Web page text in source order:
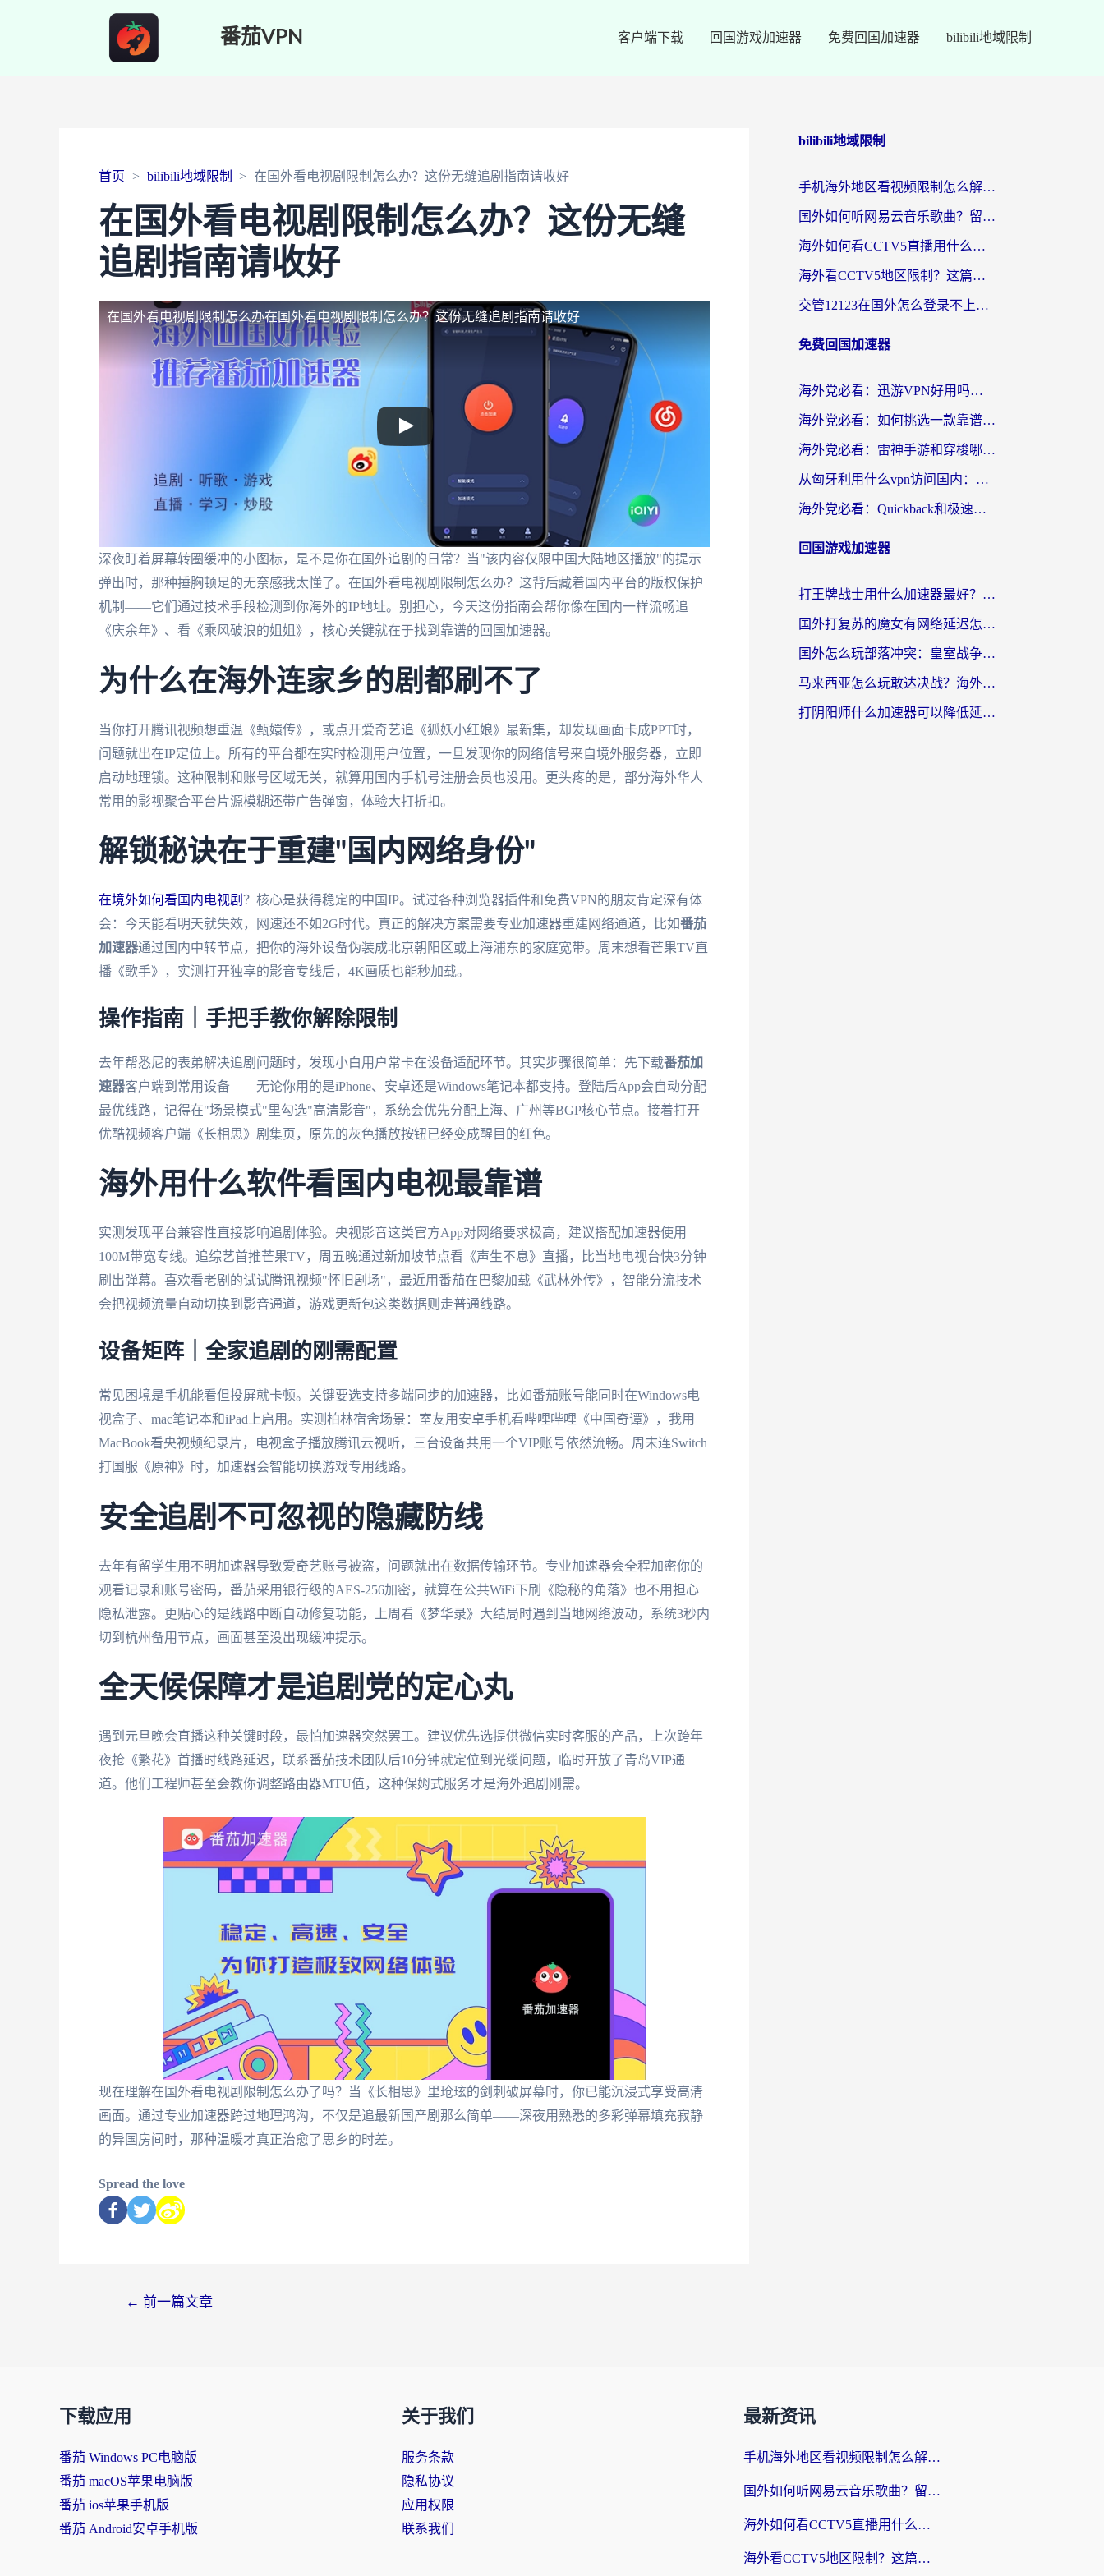
番茄VPN 客户端下载 回国游戏加速器 免费回国加速器 bilibili地域限制
首页 bilibili地域限制 在国外看电视剧限制怎么办？这份无缝追剧指南请收好
在国外看电视剧限制怎么办？这份无缝
追剧指南请收好
在国外看电视剧限制怎么办在国外看电视剧限制怎么办？这份无缝追剧指南请收好
深夜盯着屏幕转圈缓冲的小图标，是不是你在国外追剧的日常？当"该内容仅限中国大陆地区播放"的提示
弹出时，那种捶胸顿足的无奈感我太懂了。在国外看电视剧限制怎么办？这背后藏着国内平台的版权保护
机制——它们通过技术手段检测到你海外的IP地址。别担心，今天这份指南会帮你像在国内一样流畅追
《庆余年》、看《乘风破浪的姐姐》，核心关键就在于找到靠谱的回国加速器。
为什么在海外连家乡的剧都刷不了
当你打开腾讯视频想重温《甄嬛传》，或点开爱奇艺追《狐妖小红娘》最新集，却发现画面卡成PPT时，
问题就出在IP定位上。所有的平台都在实时检测用户位置，一旦发现你的网络信号来自境外服务器，立即
启动地理锁。这种限制和账号区域无关，就算用国内手机号注册会员也没用。更头疼的是，部分海外华人
常用的影视聚合平台片源模糊还带广告弹窗，体验大打折扣。
解锁秘诀在于重建"国内网络身份"
在境外如何看国内电视剧 ？核心是获得稳定的中国IP。试过各种浏览器插件和免费VPN的朋友肯定深有体
会：今天能看明天就失效，网速还不如2G时代。真正的解决方案需要专业加速器重建网络通道，比如番茄
加速器通过国内中转节点，把你的海外设备伪装成北京朝阳区或上海浦东的家庭宽带。周末想看芒果TV直
播《歌手》，实测打开独享的影音专线后，4K画质也能秒加载。
操作指南｜手把手教你解除限制
去年帮悉尼的表弟解决追剧问题时，发现小白用户常卡在设备适配环节。其实步骤很简单：先下载番茄加
速器客户端到常用设备——无论你用的是iPhone、安卓还是Windows笔记本都支持。登陆后App会自动分配
最优线路，记得在"场景模式"里勾选"高清影音"，系统会优先分配上海、广州等BGP核心节点。接着打开
优酷视频客户端《长相思》剧集页，原先的灰色播放按钮已经变成醒目的红色。
海外用什么软件看国内电视最靠谱
实测发现平台兼容性直接影响追剧体验。央视影音这类官方App对网络要求极高，建议搭配加速器使用
100M带宽专线。追综艺首推芒果TV，周五晚通过新加坡节点看《声生不息》直播，比当地电视台快3分钟
刷出弹幕。喜欢看老剧的试试腾讯视频"怀旧剧场"，最近用番茄在巴黎加载《武林外传》，智能分流技术
会把视频流量自动切换到影音通道，游戏更新包这类数据则走普通线路。
设备矩阵｜全家追剧的刚需配置
常见困境是手机能看但投屏就卡顿。关键要选支持多端同步的加速器，比如番茄账号能同时在Windows电
视盒子、mac笔记本和iPad上启用。实测柏林宿舍场景：室友用安卓手机看哔哩哔哩《中国奇谭》，我用
MacBook看央视频纪录片，电视盒子播放腾讯云视听，三台设备共用一个VIP账号依然流畅。周末连Switch
打国服《原神》时，加速器会智能切换游戏专用线路。
安全追剧不可忽视的隐藏防线
去年有留学生用不明加速器导致爱奇艺账号被盗，问题就出在数据传输环节。专业加速器会全程加密你的
观看记录和账号密码，番茄采用银行级的AES-256加密，就算在公共WiFi下刷《隐秘的角落》也不用担心
隐私泄露。更贴心的是线路中断自动修复功能，上周看《梦华录》大结局时遇到当地网络波动，系统3秒内
切到杭州备用节点，画面甚至没出现缓冲提示。
全天候保障才是追剧党的定心丸
遇到元旦晚会直播这种关键时段，最怕加速器突然罢工。建议优先选提供微信实时客服的产品，上次跨年
夜抢《繁花》首播时线路延迟，联系番茄技术团队后10分钟就定位到光缆问题，临时开放了青岛VIP通
道。他们工程师甚至会教你调整路由器MTU值，这种保姆式服务才是海外追剧刚需。
现在理解在国外看电视剧限制怎么办了吗？当《长相思》里玱玹的剑刺破屏幕时，你已能沉浸式享受高清
画面。通过专业加速器跨过地理鸿沟，不仅是追最新国产剧那么简单——深夜用熟悉的多彩弹幕填充寂静
的异国房间时，那种温暖才真正治愈了思乡的时差。
Spread the love
← 前一篇文章
bilibili地域限制
手机海外地区看视频限制怎么解决？留学生亲测有效的回国加速器指南
国外如何听网易云音乐歌曲？留学生亲测有效的回国加速方案
海外如何看CCTV5直播用什么平台？2026最新指南：看欧洲杯、中超、奥运不再卡
海外看CCTV5地区限制？这篇指南帮你流畅看欧洲杯、NBA还听中文解说
交管12123在国外怎么登录不上？海外华人必看的回国加速器选择指南
免费回国加速器
海外党必看：迅游VPN好用吗？和OurPlay VPN对比哪个回国效果更好？附真实体验测评
海外党必看：如何挑选一款靠谱的PC端VPN，让回国冲浪不再卡顿
海外党必看：雷神手游和穿梭哪个好？3步教你选对回国加速器（附实测对比）
从匈牙利用什么vpn访问国内：一份海外游子的网络归乡指南
海外党必看：Quickback和极速穿梭VPN好用吗？3步选对回国加速器实现无缝刷国内资源
回国游戏加速器
打王牌战士用什么加速器最好？海外玩家的终极选择指南
国外打复苏的魔女有网络延迟怎么办？2026海外玩家国服游戏加速全攻略
国外怎么玩部落冲突：皇室战争不卡？海外玩家畅玩国服游戏终极指南
马来西亚怎么玩敢达决战？海外党国服游戏加速避坑指南（附实测推荐）
打阴阳师什么加速器可以降低延迟？海外玩家的真实困境与破局
下载应用
番茄 Windows PC电脑版
番茄 macOS苹果电脑版
番茄 ios苹果手机版
番茄 Android安卓手机版
关于我们
服务条款
隐私协议
应用权限
联系我们
最新资讯
手机海外地区看视频限制怎么解决？留学生亲测有效的回国加速器指南
国外如何听网易云音乐歌曲？留学生亲测有效的回国加速方案
海外如何看CCTV5直播用什么平台？2026最新指南：看欧洲杯、中超、奥运不再卡
海外看CCTV5地区限制？这篇指南帮你流畅看欧洲杯、NBA还听中文解说